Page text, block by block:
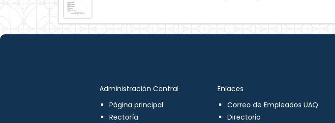
Administración Central
Página principal
Rectoría
Enlaces
Correo de Empleados UAQ
Directorio